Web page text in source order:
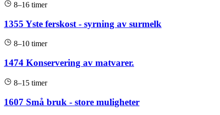
8–16 timer
1355 Yste ferskost - syrning av surmelk
8–10 timer
1474 Konservering av matvarer.
8–15 timer
1607 Små bruk - store muligheter